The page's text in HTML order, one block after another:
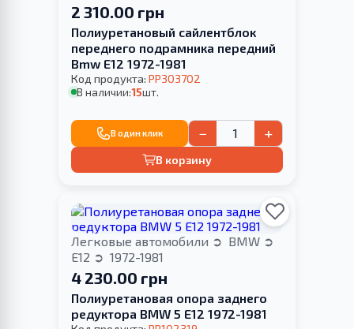
2 310.00 грн
Полиуретановый сайлентблок
переднего подрамника передний
Bmw E12 1972-1981
Код продукта: PP303702
В наличии:15шт.
В один клик − +
В корзину
Легковые автомобили
BMW
E12
1972-1981
4 230.00 грн
Полиуретановая опора заднего
редуктора BMW 5 E12 1972-1981